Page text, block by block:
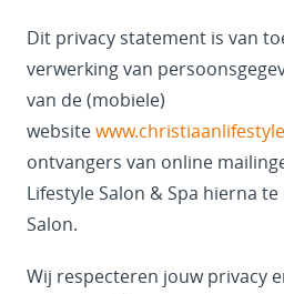
Dit privacy statement is van
verwerking van
van de (mobiele)
website
ontvangers van online
Lifestyle Salon & Spa hierna
Salon.
Wij respecteren jouw privacy